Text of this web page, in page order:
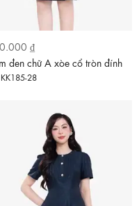
₫
đen chữ A xòe cổ tròn đính
KK185-28